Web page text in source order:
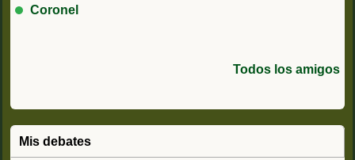
Coronel
Todos los amigos
Mis debates